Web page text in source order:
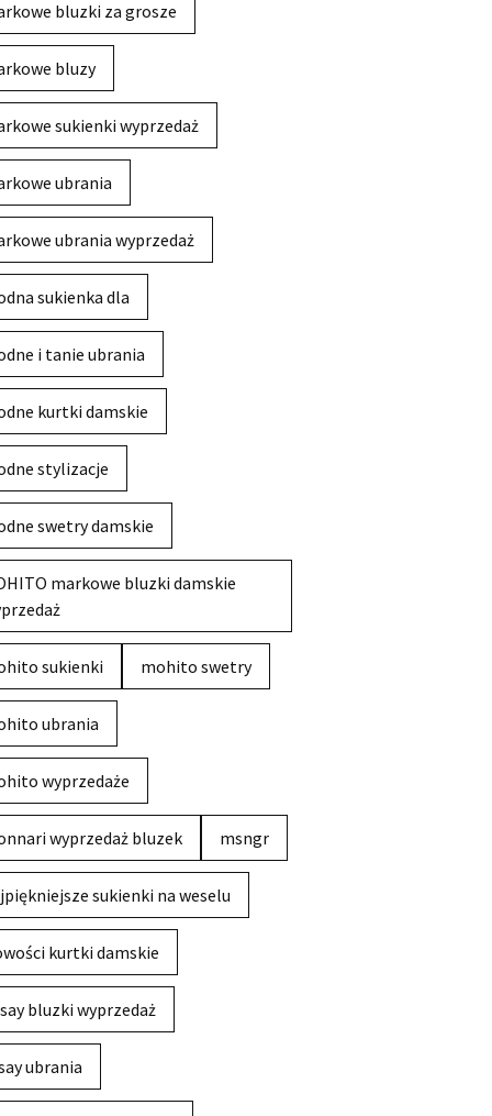
bluzki za grosze
bluzy
sukienki wyprzedaż
ubrania
ubrania wyprzedaż
sukienka dla
i tanie ubrania
kurtki damskie
stylizacje
swetry damskie
markowe bluzki damskie
sukienki mohito swetry
ubrania
wyprzedaże
wyprzedaż bluzek msngr
sukienki na weselu
kurtki damskie
bluzki wyprzedaż
ubrania